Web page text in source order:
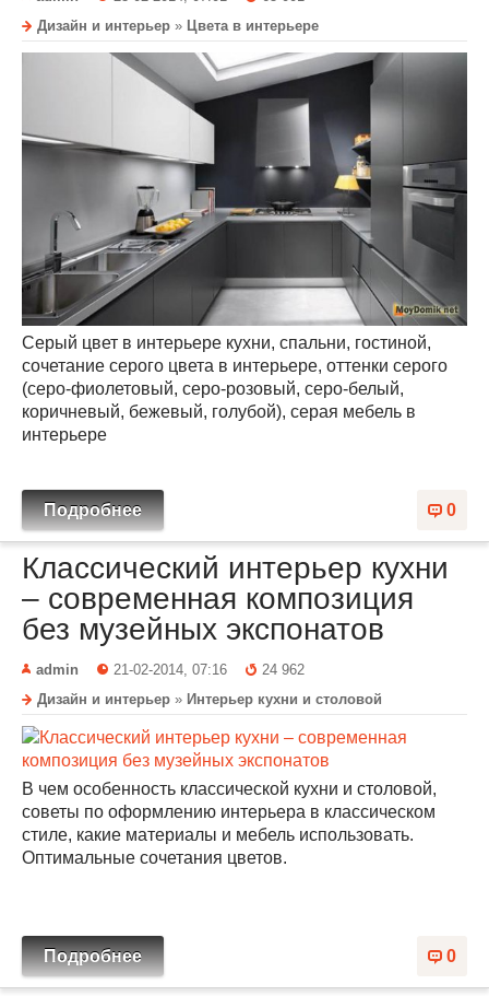
Дизайн и интерьер » Цвета в интерьере
Серый цвет в интерьере кухни, спальни, гостиной,
сочетание серого цвета в интерьере, оттенки серого
(серо-фиолетовый, серо-розовый, серо-белый,
коричневый, бежевый, голубой), серая мебель в
интерьере
0
Подробнее
Классический интерьер кухни
– современная композиция
без музейных экспонатов
admin 21-02-2014, 07:16
24 962
Дизайн и интерьер » Интерьер кухни и столовой
В чем особенность классической кухни и столовой,
советы по оформлению интерьера в классическом
стиле, какие материалы и мебель использовать.
Оптимальные сочетания цветов.
0
Подробнее